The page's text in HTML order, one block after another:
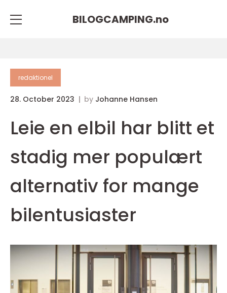
BILOGCAMPING.no
redaktionel
28. October 2023 by Johanne Hansen
Leie en elbil har blitt et
stadig mer populært
alternativ for mange
bilentusiaster